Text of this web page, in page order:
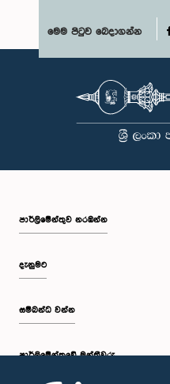
මෙම පිටුව බෙදාගන්න
පාර්ලි‌මේන්තුව නරඹන්න
දැනුමට
සම්බන්ධ වන්න
පාර්ලි‌මේන්තුවේ මන්ත්‍රීවරු